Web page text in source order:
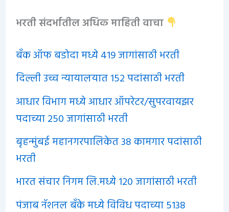
भरती संदर्भातीलअधिकमाहिती वाचा
बँक ऑफ बडोदा मध्ये 419 जागांसाठी भरती
दिल्ली उच्च न्यायालयात 152 पदांसाठी भरती
आधार विभाग मध्ये आधार ऑपरेटर/सुपरवायझर
पदाच्या 250 जागांसाठी भरती
बृहन्मुंबई महानगरपालिकेत 38 कामगार पदांसाठी
भरती
भारत संचार निगम लि.मध्ये 120 जागांसाठी भरती
पंजाब नॅशनल बँके मध्ये विविध पदाच्या 5138